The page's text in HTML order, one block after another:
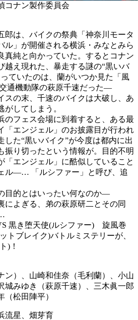
コナン製作委員会
郎は、バイクの祭典「神奈川モータ
ル」が開催される横浜・みなとみら
真純と向かっていた。するとコナン
越え現れた、暴走する謎の“黒いバ
ていたのは、蘭がいつか見た「風
通機動隊の萩原千速だった―
スの末、千速のバイクは大破し、あ
がしてしまう。
のフェス会場に到着すると、ある最
「エンジェル」のお披露目が行われ
した“黒いバイク”が今度は都内に出
振り切ったという情報が。目的不明
「エンジェル」に酷似していること
ル―… 「ルシファー」と呼び、追
目的とはいったい何なのか―
によぎる、弟の萩原研二とその同
黒き堕天使(ルシファー) 旋風巻
トブレイク)バトルミステリーが、
)！
ン）、山崎和佳奈（毛利蘭）、小山
城みゆき（萩原千速）、三木眞一郎
（松田陣平）
流星、畑芽育